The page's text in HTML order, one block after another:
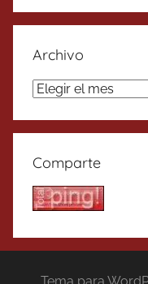
Archivo
Archivo
Comparte